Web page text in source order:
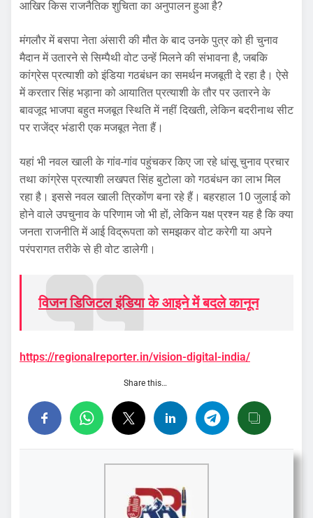
आखिर किस राजनैतिक शुचिता का अनुपालन हुआ है?
मंगलौर में बसपा नेता अंसारी की मौत के बाद उनके पुत्र को ही चुनाव
मैदान में उतारने से सिम्पैथी वोट उन्हें मिलने की संभावना है, जबकि
कांग्रेस प्रत्याशी को इंडिया गठबंधन का समर्थन मजबूती दे रहा है। ऐसे
में करतार सिंह भड़ाना को आयातित प्रत्याशी के तौर पर उतारने के
बावजूद भाजपा बहुत मजबूत स्थिति में नहीं दिखती, लेकिन बदरीनाथ सीट
पर राजेंद्र भंडारी एक मजबूत नेता हैं।
यहां भी नवल खाली के गांव-गांव पहुंचकर किए जा रहे धांसू चुनाव प्रचार
तथा कांग्रेस प्रत्याशी लखपत सिंह बुटोला को गठबंधन का लाभ मिल
रहा है। इससे नवल खाली त्रिकोंण बना रहे हैं। बहरहाल 10 जुलाई को
होने वाले उपचुनाव के परिणाम जो भी हों, लेकिन यक्ष प्रश्न यह है कि क्या
जनता राजनीति में आई विद्रूपता को समझकर वोट करेगी या अपने
परंपरागत तरीके से ही वोट डालेगी।
विजन डिजिटल इंडिया के आइने में बदले कानून
https://regionalreporter.in/vision-digital-india/
Share this…